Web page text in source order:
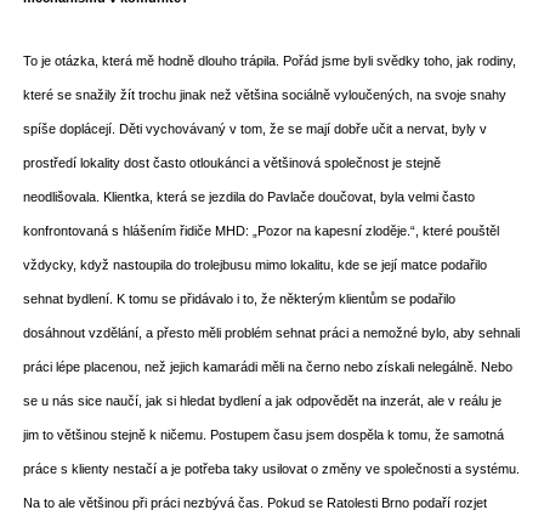
To je otázka, která mě hodně dlouho trápila. Pořád jsme byli svědky toho, jak rodiny,
které se snažily žít trochu jinak než většina sociálně vyloučených, na svoje snahy
spíše doplácejí. Děti vychovávaný v tom, že se mají dobře učit a nervat, byly v
prostředí lokality dost často otloukánci a většinová společnost je stejně
neodlišovala. Klientka, která se jezdila do Pavlače doučovat, byla velmi často
konfrontovaná s hlášením řidiče MHD: „Pozor na kapesní zloděje.“, které pouštěl
vždycky, když nastoupila do trolejbusu mimo lokalitu, kde se její matce podařilo
sehnat bydlení. K tomu se přidávalo i to, že některým klientům se podařilo
dosáhnout vzdělání, a přesto měli problém sehnat práci a nemožné bylo, aby sehnali
práci lépe placenou, než jejich kamarádi měli na černo nebo získali nelegálně. Nebo
se u nás sice naučí, jak si hledat bydlení a jak odpovědět na inzerát, ale v reálu je
jim to většinou stejně k ničemu. Postupem času jsem dospěla k tomu, že samotná
práce s klienty nestačí a je potřeba taky usilovat o změny ve společnosti a systému.
Na to ale většinou při práci nezbývá čas. Pokud se Ratolesti Brno podaří rozjet